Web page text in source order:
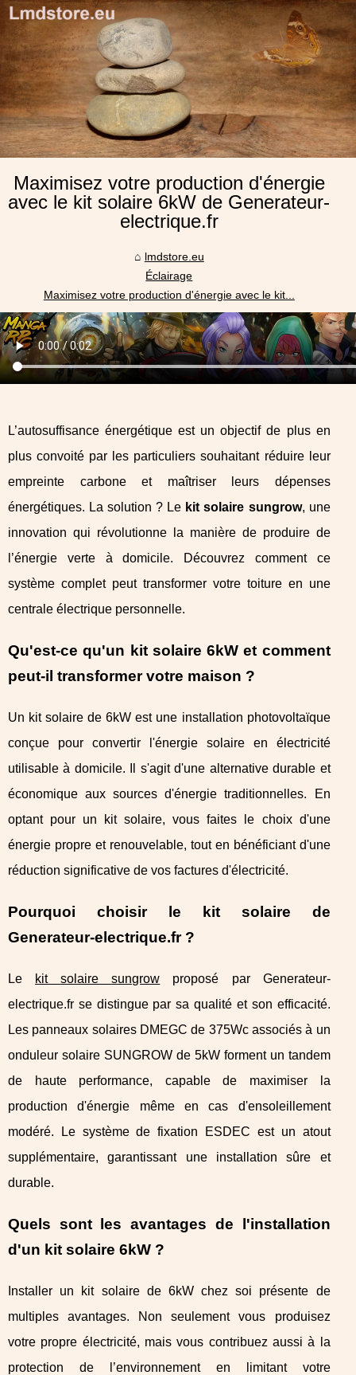
Maximisez votre production d'énergie
avec le kit solaire 6kW de Generateur-
electrique.fr
lmdstore.eu
Éclairage
Maximisez votre production d'énergie avec le kit...
L’autosuffisance énergétique est un objectif de plus en
plus convoité par les particuliers souhaitant réduire leur
empreinte carbone et maîtriser leurs dépenses
énergétiques. La solution ? Le kit solaire sungrow, une
innovation qui révolutionne la manière de produire de
l’énergie verte à domicile. Découvrez comment ce
système complet peut transformer votre toiture en une
centrale électrique personnelle.
Qu'est-ce qu'un kit solaire 6kW et comment
peut-il transformer votre maison ?
Un kit solaire de 6kW est une installation photovoltaïque
conçue pour convertir l'énergie solaire en électricité
utilisable à domicile. Il s'agit d'une alternative durable et
économique aux sources d'énergie traditionnelles. En
optant pour un kit solaire, vous faites le choix d'une
énergie propre et renouvelable, tout en bénéficiant d'une
réduction significative de vos factures d'électricité.
Pourquoi choisir le kit solaire de
Generateur-electrique.fr ?
Le kit solaire sungrow proposé par Generateur-
electrique.fr se distingue par sa qualité et son efficacité.
Les panneaux solaires DMEGC de 375Wc associés à un
onduleur solaire SUNGROW de 5kW forment un tandem
de haute performance, capable de maximiser la
production d'énergie même en cas d'ensoleillement
modéré. Le système de fixation ESDEC est un atout
supplémentaire, garantissant une installation sûre et
durable.
Quels sont les avantages de l'installation
d'un kit solaire 6kW ?
Installer un kit solaire de 6kW chez soi présente de
multiples avantages. Non seulement vous produisez
votre propre électricité, mais vous contribuez aussi à la
protection de l’environnement en limitant votre